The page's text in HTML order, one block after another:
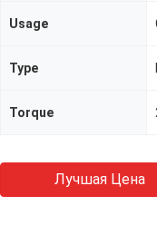
Usage
Type
Torque
Лучшая Цена